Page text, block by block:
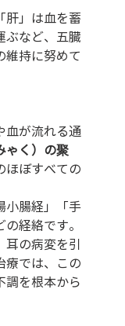
肝」は血を蓄
ぶなど、五臓
維持に努めて
血が流れる通
ゃく）の聚
ほぼすべての
小腸経」「手
経絡です。
の病変を引
療では、この
調を根本から